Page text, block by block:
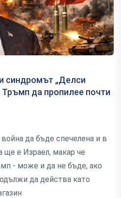
синдромът „Делси
да пропилее почти
да бъде спечелена и в
ще е Израел, макар че
- може и да не бъде, ако
да действа като